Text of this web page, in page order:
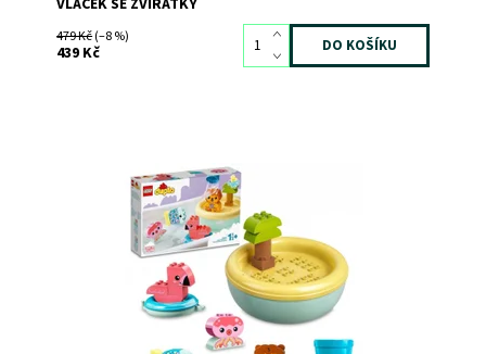
VLÁČEK SE ZVÍŘÁTKY
479 Kč(–8 %)
439 Kč
Přeneste své dítko z koupelny na tropický ostrov s
roztomilými, sestavitelnými zvířátky s nimiž si užijí velkou
porci legrace.
Skladem
3
9687
LEGO